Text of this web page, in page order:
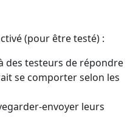
(pour être testé) :
des testeurs de répondre
se comporter selon les
envoyer leurs